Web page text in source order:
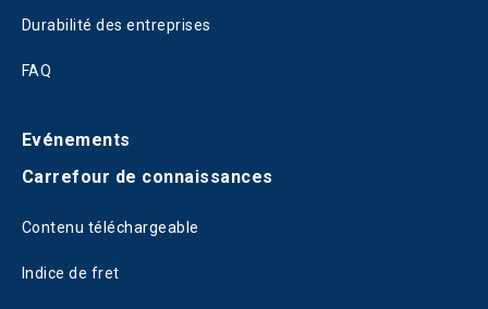
Durabilité des entreprises
FAQ
Evénements
Carrefour de connaissances
Contenu téléchargeable
Indice de fret